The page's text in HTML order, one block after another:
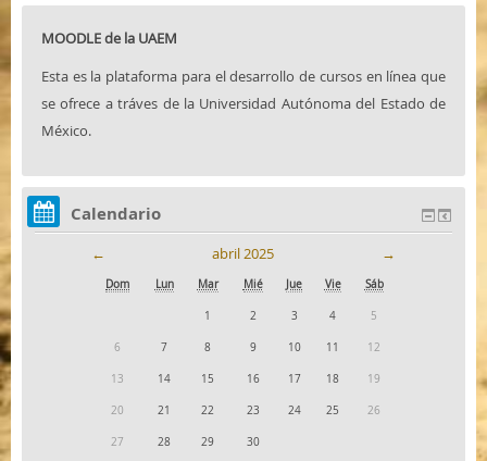
MOODLE de la UAEM
Esta es la plataforma para el desarrollo de cursos en línea que
se ofrece a tráves de la Universidad Autónoma del Estado de
México.
Calendario
← abril 2025 →
Dom Lun Mar Mié Jue Vie Sáb
1 2 3 4 5
6 7 8 9 10 11 12
13 14 15 16 17 18 19
20 21 22 23 24 25 26
27 28 29 30